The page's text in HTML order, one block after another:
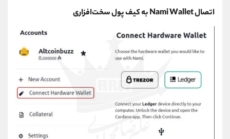
اتصال Nami Wallet به کیف پول سخت‌افزاری